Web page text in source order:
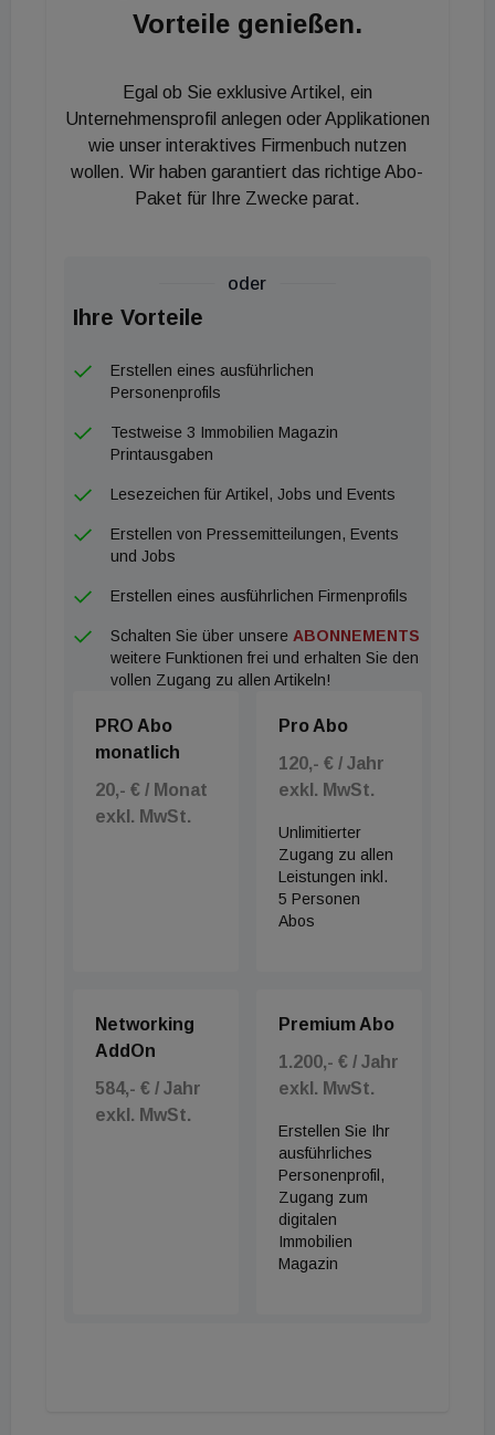
weiter zu stärken“, sagt Hans-Peter Hesse, CIO
Vorteile genießen.
Egal ob Sie exklusive Artikel, ein
Unternehmensprofil anlegen oder Applikationen
wie unser interaktives Firmenbuch nutzen
wollen. Wir haben garantiert das richtige Abo-
Paket für Ihre Zwecke parat.
oder
Ihre Vorteile
Erstellen eines ausführlichen
Personenprofils
Testweise 3 Immobilien Magazin
Printausgaben
Lesezeichen für Artikel, Jobs und Events
Erstellen von Pressemitteilungen, Events
und Jobs
Erstellen eines ausführlichen Firmenprofils
Schalten Sie über unsere ABONNEMENTS
weitere Funktionen frei und erhalten Sie den
vollen Zugang zu allen Artikeln!
PRO Abo
monatlich
20,- € / Monat
exkl. MwSt.
Pro Abo
120,- € / Jahr
exkl. MwSt.
Unlimitierter
Zugang zu allen
Leistungen inkl.
5 Personen
Abos
Networking
AddOn
584,- € / Jahr
exkl. MwSt.
Premium Abo
1.200,- € / Jahr
exkl. MwSt.
Erstellen Sie Ihr
ausführliches
Personenprofil,
Zugang zum
digitalen
Immobilien
Magazin